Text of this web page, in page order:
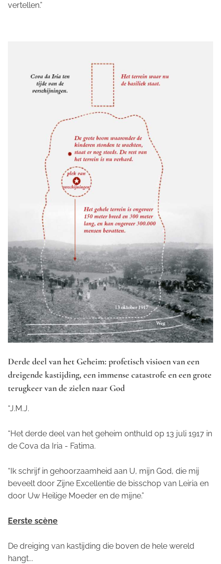
vertellen.”
Derde deel van het Geheim: profetisch visioen van een
dreigende kastijding, een immense catastrofe en een grote
terugkeer van de zielen naar God
“J.M.J.
“Het derde deel van het geheim onthuld op 13 juli 1917 in
de Cova da Iria - Fatima.
“Ik schrijf in gehoorzaamheid aan U, mijn God, die mij
beveelt door Zijne Excellentie de bisschop van Leiria en
door Uw Heilige Moeder en de mijne.”
Eerste scène
De dreiging van kastijding die boven de hele wereld
hangt...